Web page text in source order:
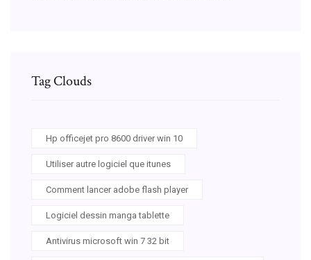
Tag Clouds
Hp officejet pro 8600 driver win 10
Utiliser autre logiciel que itunes
Comment lancer adobe flash player
Logiciel dessin manga tablette
Antivirus microsoft win 7 32 bit